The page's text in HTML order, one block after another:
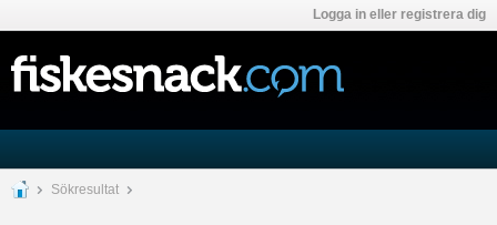
Logga in eller registrera dig
Sökresultat